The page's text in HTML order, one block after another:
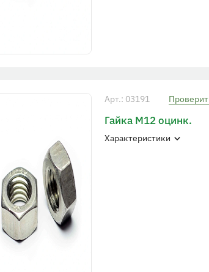
Арт.: 03191
Гайка М12 оцинк.
Характеристики